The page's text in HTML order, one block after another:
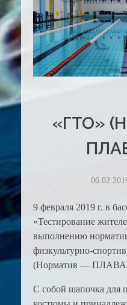
«ГТО»
9 февраля 2019 г. в
«Тестирование
выполнению
физкультурно-
(Норматив —
С собой шапочка для